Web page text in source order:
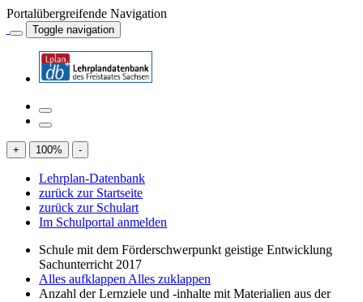
Portalübergreifende Navigation
Toggle navigation
+ 100% -
Lehrplan-Datenbank
zurück zur Startseite
zurück zur Schulart
Im Schulportal anmelden
Schule mit dem Förderschwerpunkt geistige Entwicklung
Sachunterricht 2017
Alles aufklappen Alles zuklappen
Anzahl der Lernziele und -inhalte mit Materialien aus der